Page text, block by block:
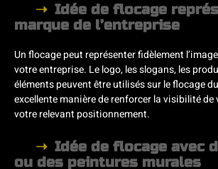
Idée de flocage
marque de l’entreprise
Un flocage peut représenter fidèlement
votre entreprise. Le logo, les slogans, les
éléments peuvent être utilisés sur le flocage
excellente manière de renforcer la visibilité de
votre relevant positionnement.
Idée de flocage avec
ou des peintures murales